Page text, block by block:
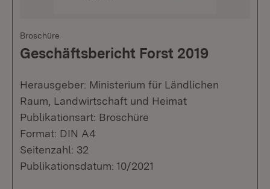
Broschüre
Geschäftsbericht Forst 2019
Herausgeber: Ministerium für Ländlichen
Raum, Landwirtschaft und Heimat
Publikationsart: Broschüre
Format: DIN A4
Seitenzahl: 32
Publikationsdatum: 10/2021